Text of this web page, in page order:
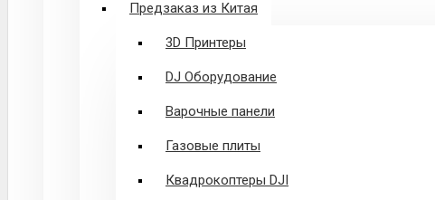
Предзаказ из Китая
3D Принтеры
DJ Оборудование
Варочные панели
Газовые плиты
Квадрокоптеры DJI